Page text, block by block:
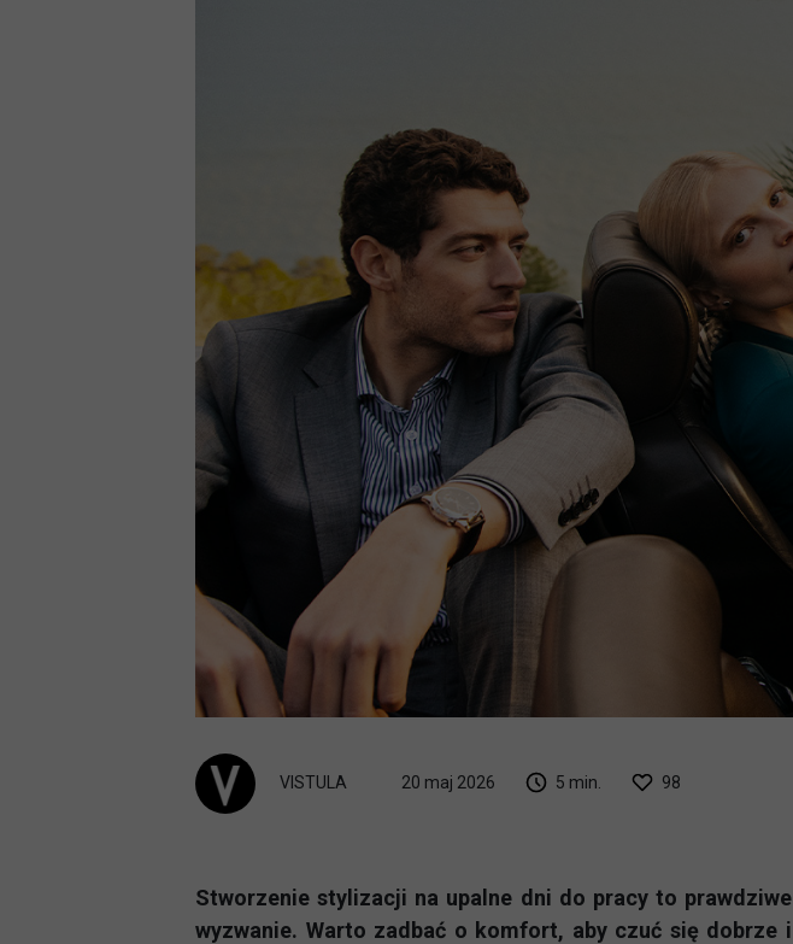
VISTULA 20 maj 2026 5 min. 98
Stworzenie stylizacji na upalne dni do pracy to prawdziwe
wyzwanie. Warto zadbać o komfort, aby czuć się dobrze i